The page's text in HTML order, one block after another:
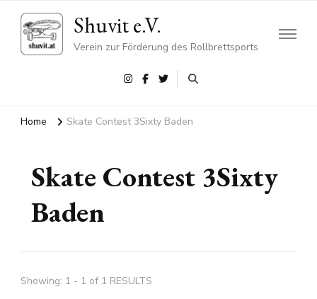
Shuvit e.V.
Verein zur Förderung des Rollbrettsports
Home Skate Contest 3Sixty Baden
Skate Contest 3Sixty
Baden
Showing: 1 - 1 of 1 RESULTS